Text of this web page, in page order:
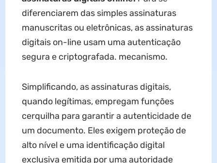
diferenciarem das simples assinaturas
manuscritas ou eletrônicas, as assinaturas
digitais on-line usam uma autenticação
segura e criptografada. mecanismo.
Simplificando, as assinaturas digitais,
quando legítimas, empregam funções
cerquilha para garantir a autenticidade de
um documento. Eles exigem proteção de
alto nível e uma identificação digital
exclusiva emitida por uma autoridade